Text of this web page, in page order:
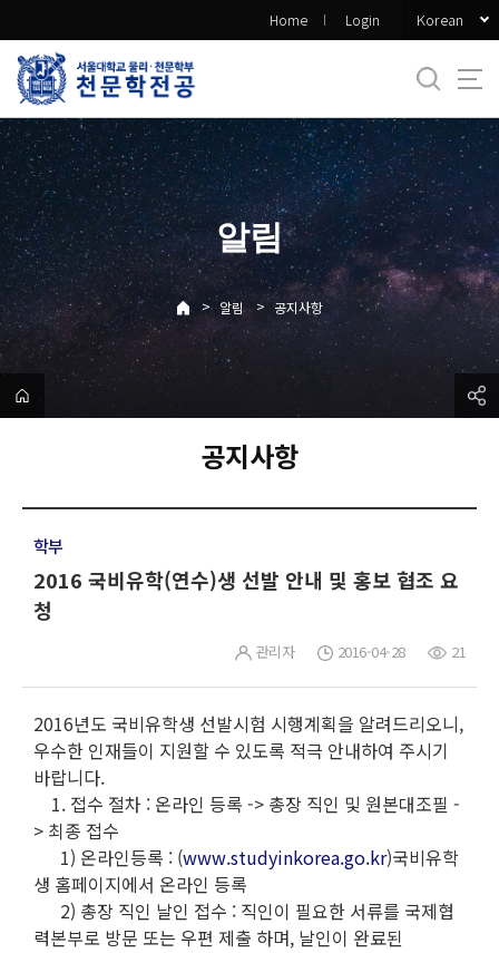
로
메
뉴
Home Login Korean
알림
> 알림 > 공지사항
공지사항
학부
2016 국비유학(연수)생 선발 안내 및 홍보 협조 요
청
관리자 2016-04-28 21
2016년도 국비유학생 선발시험 시행계획을 알려드리오니,
우수한 인재들이 지원할 수 있도록 적극 안내하여 주시기
바랍니다.
1. 접수 절차 : 온라인 등록 -> 총장 직인 및 원본대조필 -
> 최종 접수
1) 온라인등록 : (www.studyinkorea.go.kr)국비유학
생 홈페이지에서 온라인 등록
2) 총장 직인 날인 접수 : 직인이 필요한 서류를 국제협
력본부로 방문 또는 우편 제출 하며, 날인이 완료된